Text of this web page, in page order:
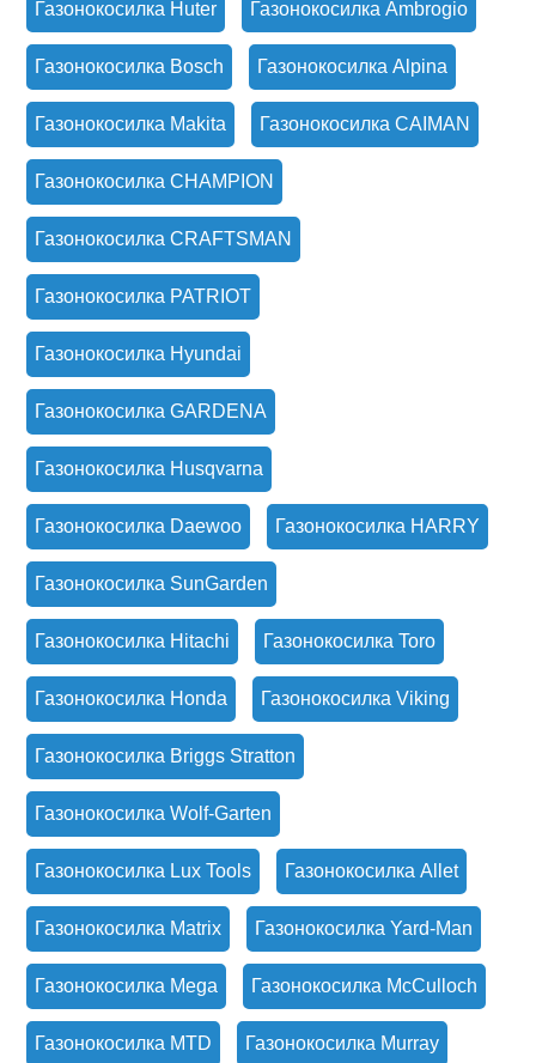
Газонокосилка Huter Газонокосилка Ambrogio
Газонокосилка Bosch Газонокосилка Alpina
Газонокосилка Makita Газонокосилка CAIMAN
Газонокосилка CHAMPION
Газонокосилка CRAFTSMAN
Газонокосилка PATRIOT
Газонокосилка Hyundai
Газонокосилка GARDENA
Газонокосилка Husqvarna
Газонокосилка Daewoo Газонокосилка HARRY
Газонокосилка SunGarden
Газонокосилка Hitachi Газонокосилка Toro
Газонокосилка Honda Газонокосилка Viking
Газонокосилка Briggs Stratton
Газонокосилка Wolf-Garten
Газонокосилка Lux Tools Газонокосилка Allet
Газонокосилка Matrix Газонокосилка Yard-Man
Газонокосилка Mega Газонокосилка McCulloch
Газонокосилка MTD Газонокосилка Murray